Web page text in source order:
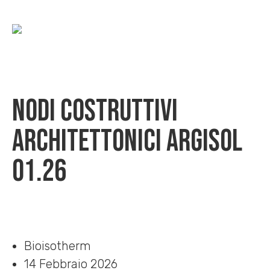
Nodi costruttivi
architettonici Argisol
01.26
Bioisotherm
14 Febbraio 2026